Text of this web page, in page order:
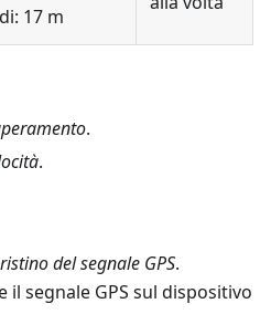
17 m
.
.
del segnale GPS.
il segnale GPS sul dispositivo